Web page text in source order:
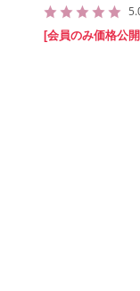
[会員のみ価格公